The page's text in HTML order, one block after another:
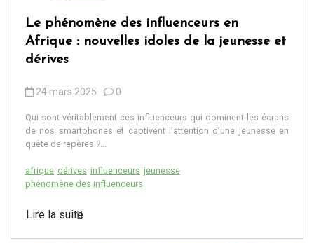
Le phénomène des influenceurs en
Afrique : nouvelles idoles de la jeunesse et
dérives
24 mars 2025 0
Qui sont véritablement ces influenceurs qui dominent les écrans
de nos smartphones et captivent l’attention d’une jeunesse en
quête de repères ?...
afrique dérives influenceurs jeunesse
phénomène des influenceurs
Lire la suite